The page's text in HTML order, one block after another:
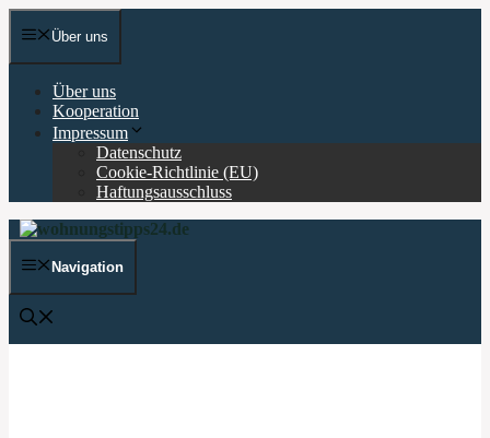
Zum
Inhalt Über uns
Über uns
Kooperation
Impressum
Datenschutz
Cookie-Richtlinie (EU)
Haftungsausschluss
Navigation